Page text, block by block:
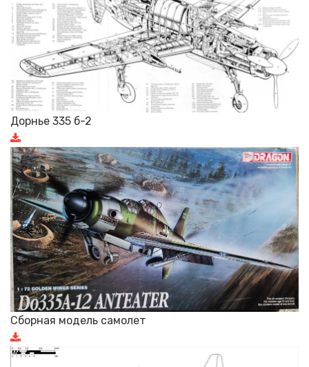
Дорнье 335 б-2
Сборная модель самолет